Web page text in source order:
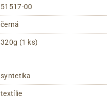
51517-00
černá
320g (1 ks)
syntetika
textílie